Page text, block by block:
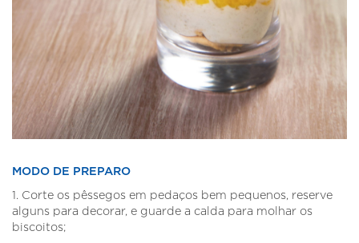
MODO DE PREPARO
1. Corte os pêssegos em pedaços bem pequenos, reserve
alguns para decorar, e guarde a calda para molhar os
biscoitos;